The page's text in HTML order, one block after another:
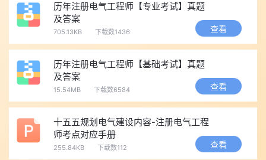
历年注册电气工程师【专业考试】真题
及答案
705.13KB 下载数1436 查看
历年注册电气工程师【基础考试】真题
及答案
15.54MB 下载数6584 查看
十五五规划电气建设内容-注册电气工程
师考点对应手册
255.84KB 下载数112 查看